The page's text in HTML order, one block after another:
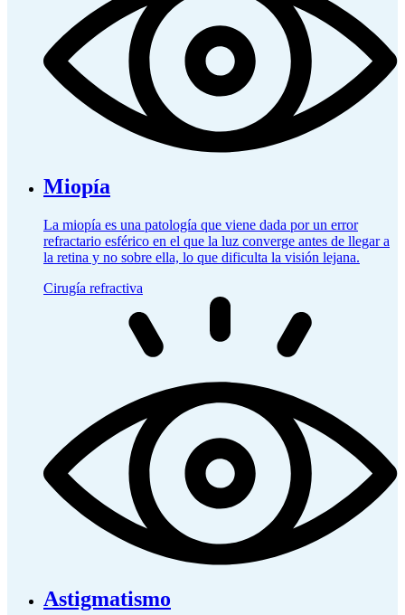
Miopía
La miopía es una patología que viene dada por un error
refractario esférico en el que la luz converge antes de llegar a
la retina y no sobre ella, lo que dificulta la visión lejana.
Cirugía refractiva
Astigmatismo